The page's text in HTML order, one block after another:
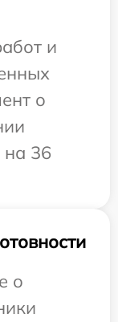
и
о
на 36
о